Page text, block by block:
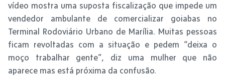
vídeo mostra uma suposta fiscalização que impede um
vendedor ambulante de comercializar goiabas no
Terminal Rodoviário Urbano de Marília. Muitas pessoas
ficam revoltadas com a situação e pedem “deixa o
moço trabalhar gente”, diz uma mulher que não
aparece mas está próxima da confusão.